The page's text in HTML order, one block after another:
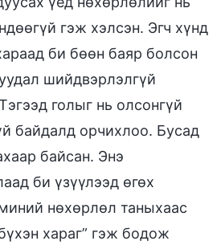
гэж хэлсэн. Эгч хүнд
би бөөн баяр болсон
шийдвэрлэлгүй
голыг нь олсонгүй
байдалд орчихлоо. Бусад
байсан. Энэ
би үзүүлээд өгөх
нөхөрлөл таныхаас
хараг” гэж бодож